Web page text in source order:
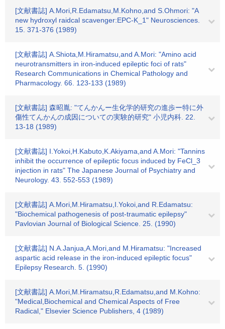
[文献書誌] A.Mori,R.Edamatsu,M.Kohno,and S.Ohmori: "A
new hydroxyl raidcal scavenger:EPC-K_1" Neurosciences.
15. 371-376 (1989)
[文献書誌] A.Shiota,M.Hiramatsu,and A.Mori: "Amino acid
neurotransmitters in iron-induced epileptic foci of rats"
Research Communications in Chemical Pathology and
Pharmacology. 66. 123-133 (1989)
[文献書誌] 森昭胤: "てんかんー生化学的研究の進歩ー特に外
傷性てんかんの成因についての実験的研究" 小児内科. 22.
13-18 (1989)
[文献書誌] I.Yokoi,H.Kabuto,K.Akiyama,and A.Mori: "Tannins
inhibit the occurrence of epileptic focus induced by FeCl_3
injection in rats" The Japanese Journal of Psychiatry and
Neurology. 43. 552-553 (1989)
[文献書誌] A.Mori,M.Hiramatsu,I.Yokoi,and R.Edamatsu:
"Biochemical pathogenesis of post-traumatic epilepsy"
Pavlovian Journal of Biological Science. 25. (1990)
[文献書誌] N.A.Janjua,A.Mori,and M.Hiramatsu: "Increased
aspartic acid release in the iron-induced epileptic focus"
Epilepsy Research. 5. (1990)
[文献書誌] A.Mori,M.Hiramatsu,R.Edamatsu,and M.Kohno:
"Medical,Biochemical and Chemical Aspects of Free
Radical," Elsevier Science Publishers, 4 (1989)